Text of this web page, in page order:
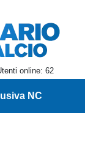
online: 62
NC